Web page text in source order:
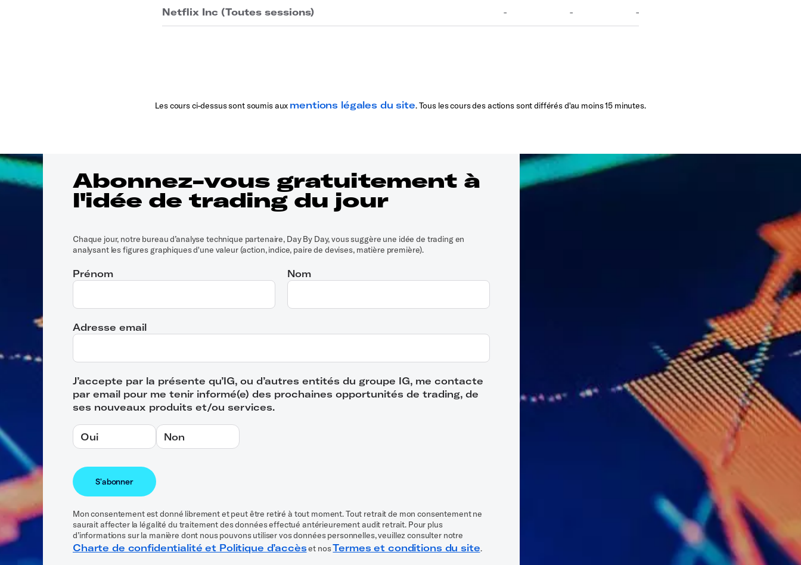
Les cours ci-dessus sont soumis aux mentions légales du site. Tous les cours des actions sont différés d'au moins 15 minutes.
Abonnez-vous gratuitement à
l'idée de trading du jour
Chaque jour, notre bureau d’analyse technique partenaire, Day By Day, vous suggère une idée de trading en
analysant les figures graphiques d'une valeur (action, indice, paire de devises, matière première).
Prénom Nom
Adresse email
J’accepte par la présente qu’IG, ou d’autres entités du groupe IG, me contacte
par email pour me tenir informé(e) des prochaines opportunités de trading, de
ses nouveaux produits et/ou services.
Oui Non
Mon consentement est donné librement et peut être retiré à tout moment. Tout retrait de mon consentement ne
saurait affecter la légalité du traitement des données effectué antérieurement audit retrait. Pour plus
d’informations sur la manière dont nous pouvons utiliser vos données personnelles, veuillez consulter notre
Charte de confidentialité et Politique d’accèset nosTermes et conditions du site.